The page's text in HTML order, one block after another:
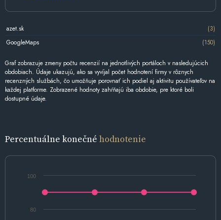
azet.sk
(3)
GoogleMaps
(150)
Graf zobrazuje zmeny počtu recenzií na jednotlivých portáloch v nasledujúcich
obdobiach. Údaje ukazujú, ako sa vyvíjal počet hodnotení firmy v rôznych
recenzných službách, čo umožňuje porovnať ich podiel aj aktivitu používateľov na
každej platforme. Zobrazené hodnoty zahŕňajú iba obdobie, pre ktoré boli
dostupné údaje.
Percentuálne konečné hodnotenie
80
100